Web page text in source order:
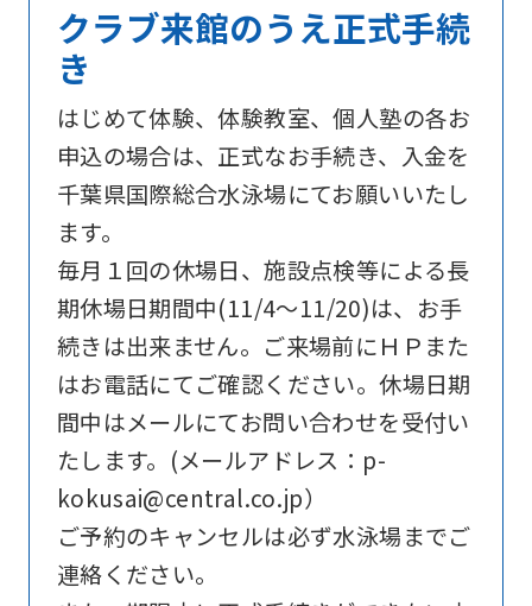
クラブ来館のうえ正式手続
き
はじめて体験、体験教室、個人塾の各お
申込の場合は、正式なお手続き、入金を
千葉県国際総合水泳場にてお願いいたし
ます。
毎月１回の休場日、施設点検等による長
期休場日期間中(11/4～11/20)は、お手
続きは出来ません。ご来場前にＨＰまた
はお電話にてご確認ください。休場日期
間中はメールにてお問い合わせを受付い
たします。(メールアドレス：p-
kokusai@central.co.jp）
ご予約のキャンセルは必ず水泳場までご
連絡ください。
the
(start
automatic
translation)
return
to
the
top
page.
However,
if
you